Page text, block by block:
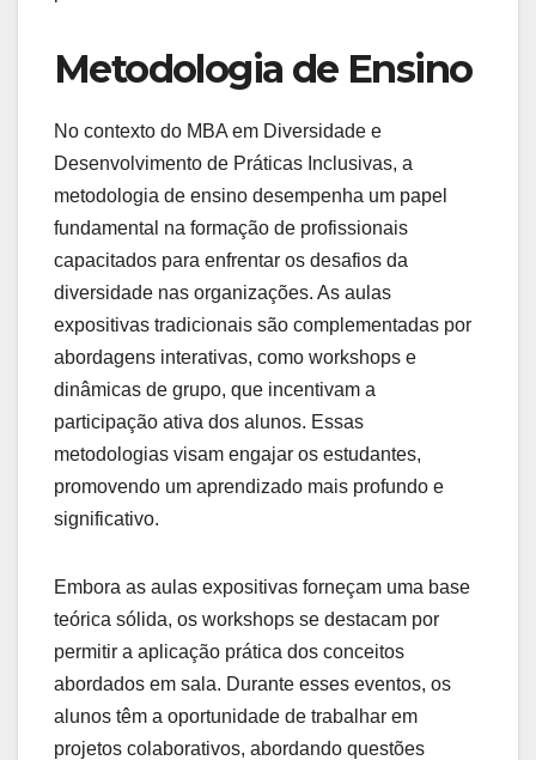
Metodologia de Ensino
No contexto do MBA em Diversidade e
Desenvolvimento de Práticas Inclusivas, a
metodologia de ensino desempenha um papel
fundamental na formação de profissionais
capacitados para enfrentar os desafios da
diversidade nas organizações. As aulas
expositivas tradicionais são complementadas por
abordagens interativas, como workshops e
dinâmicas de grupo, que incentivam a
participação ativa dos alunos. Essas
metodologias visam engajar os estudantes,
promovendo um aprendizado mais profundo e
significativo.
Embora as aulas expositivas forneçam uma base
teórica sólida, os workshops se destacam por
permitir a aplicação prática dos conceitos
abordados em sala. Durante esses eventos, os
alunos têm a oportunidade de trabalhar em
projetos colaborativos, abordando questões